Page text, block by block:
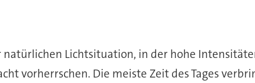
Lichtsituation, in der hohe
vorherrschen. Die meiste Zeit des Tages